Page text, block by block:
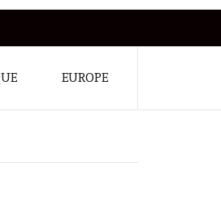
EUROPE